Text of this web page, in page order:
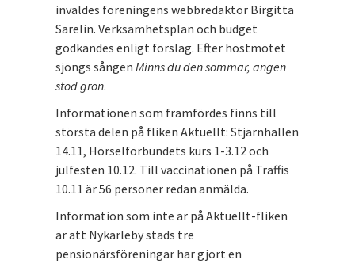
invaldes föreningens webbredaktör Birgitta
Sarelin. Verksamhetsplan och budget
godkändes enligt förslag. Efter höstmötet
sjöngs sången Minns du den sommar, ängen
stod grön.
Informationen som framfördes finns till
största delen på fliken Aktuellt: Stjärnhallen
14.11, Hörselförbundets kurs 1-3.12 och
julfesten 10.12. Till vaccinationen på Träffis
10.11 är 56 personer redan anmälda.
Information som inte är på Aktuellt-fliken
är att Nykarleby stads tre
pensionärsföreningar har gjort en